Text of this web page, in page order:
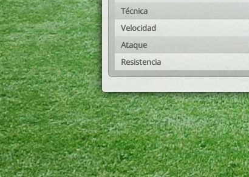
Técnica
Velocidad
Ataque
Resistencia